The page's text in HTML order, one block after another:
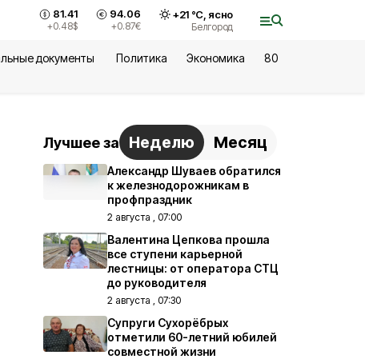
81.41
+0.48$
94.06
+0.87€
+21°С, ясно
Белгород
документы Политика Экономика
80
Лучшее за Неделю Месяц
Александр Шуваев обратился
к железнодорожникам в
профпраздник
2 августа , 07:00
Валентина Цепкова прошла
все ступени карьерной
лестницы: от оператора СТЦ
до руководителя
2 августа , 07:30
Супруги Сухорёбрых
отметили 60-летний юбилей
совместной жизни